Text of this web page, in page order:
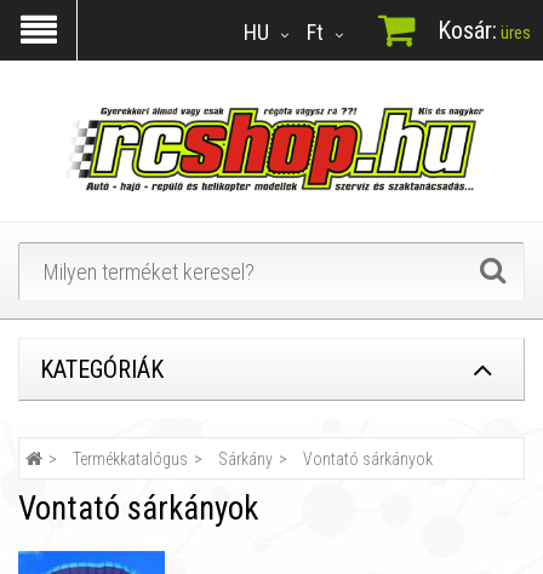
Ft
HU Kosár: üres
KATEGÓRIÁK
Termékkatalógus Sárkány Vontató sárkányok
Vontató sárkányok